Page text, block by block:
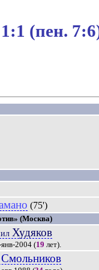
(пен.
(75')
(Москва)
Худяков
2004 (19 лет).
Смольников